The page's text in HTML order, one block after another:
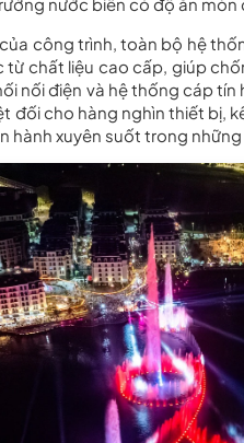
công trình, toàn bộ hệ
từ chất liệu cao cấp, giúp
nối điện và hệ thống cáp
đối cho hàng nghìn thiết bị,
hành xuyên suốt trong